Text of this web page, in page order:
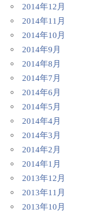
2014年12月
2014年11月
2014年10月
2014年9月
2014年8月
2014年7月
2014年6月
2014年5月
2014年4月
2014年3月
2014年2月
2014年1月
2013年12月
2013年11月
2013年10月